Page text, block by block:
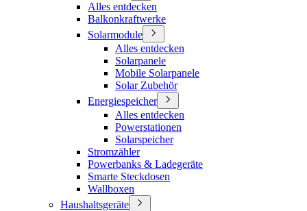
Alles entdecken
Balkonkraftwerke
Solarmodule
Alles entdecken
Solarpanele
Mobile Solarpanele
Solar Zubehör
Energiespeicher
Alles entdecken
Powerstationen
Solarspeicher
Stromzähler
Powerbanks & Ladegeräte
Smarte Steckdosen
Wallboxen
Haushaltsgeräte